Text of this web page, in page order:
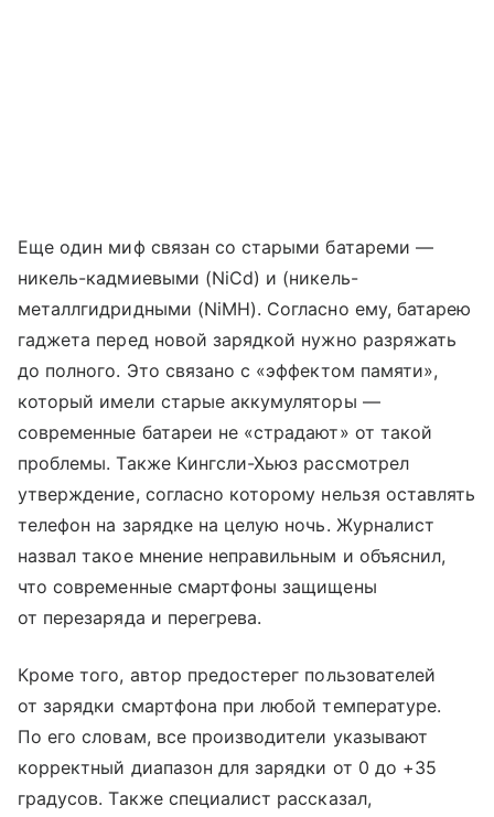
Еще один миф связан со старыми батареми —
никель-кадмиевыми (NiCd) и (никель-
металлгидридными (NiMH). Согласно ему, батарею
гаджета перед новой зарядкой нужно разряжать
до полного. Это связано с «эффектом памяти»,
который имели старые аккумуляторы —
современные батареи не «страдают» от такой
проблемы. Также Кингсли-Хьюз рассмотрел
утверждение, согласно которому нельзя оставлять
телефон на зарядке на целую ночь. Журналист
назвал такое мнение неправильным и объяснил,
что современные смартфоны защищены
от перезаряда и перегрева.
Кроме того, автор предостерег пользователей
от зарядки смартфона при любой температуре.
По его словам, все производители указывают
корректный диапазон для зарядки от 0 до +35
градусов. Также специалист рассказал,